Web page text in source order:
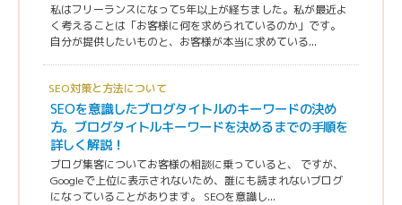
私はフリーランスになって5年以上が経ちました。私が最近よ
く考えることは「お客様に何を求められているのか」です。
自分が提供したいものと、お客様が本当に求めている...
SEO対策と方法について
SEOを意識したブログタイトルのキーワードの決め
方。ブログタイトルキーワードを決めるまでの手順を
詳しく解説！
ブログ集客についてお客様の相談に乗っていると、 ですが、
Googleで上位に表示されないため、誰にも読まれないブログ
になっていることがあります。 SEOを意識し...